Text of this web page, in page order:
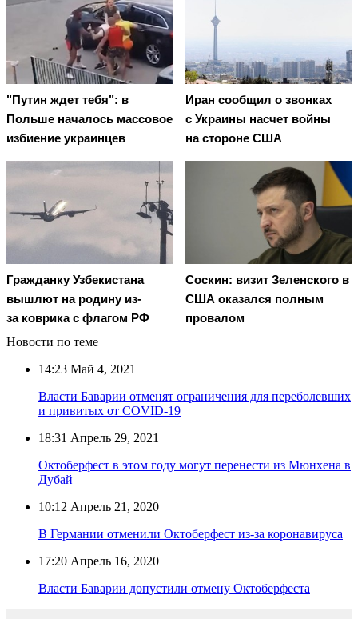
"Путин ждет тебя": в
Польше началось массовое
избиение украинцев
Иран сообщил о звонках
с Украины насчет войны
на стороне США
Гражданку Узбекистана
вышлют на родину из-
за коврика с флагом РФ
Соскин: визит Зеленского в
США оказался полным
провалом
Новости по теме
14:23 Май 4, 2021
Власти Баварии отменят ограничения для переболевших
и привитых от COVID-19
18:31 Апрель 29, 2021
Октоберфест в этом году могут перенести из Мюнхена в
Дубай
10:12 Апрель 21, 2020
В Германии отменили Октоберфест из-за коронавируса
17:20 Апрель 16, 2020
Власти Баварии допустили отмену Октоберфеста